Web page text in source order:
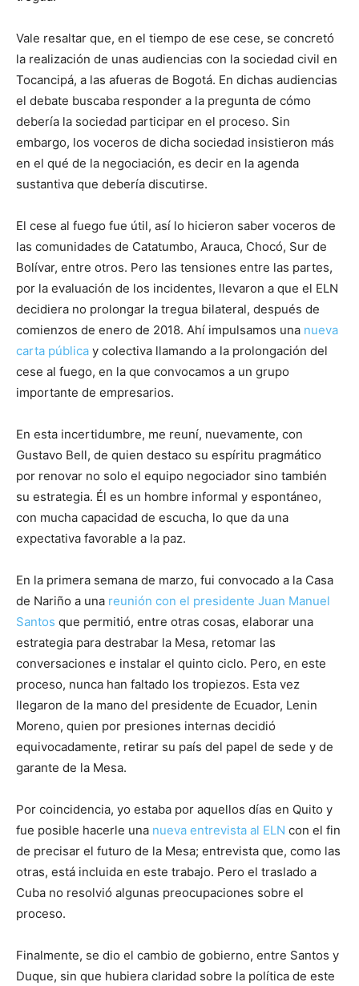
Vale resaltar que, en el tiempo de ese cese, se concretó
la realización de unas audiencias con la sociedad civil en
Tocancipá, a las afueras de Bogotá. En dichas audiencias
el debate buscaba responder a la pregunta de cómo
debería la sociedad participar en el proceso. Sin
embargo, los voceros de dicha sociedad insistieron más
en el qué de la negociación, es decir en la agenda
sustantiva que debería discutirse.
El cese al fuego fue útil, así lo hicieron saber voceros de
las comunidades de Catatumbo, Arauca, Chocó, Sur de
Bolívar, entre otros. Pero las tensiones entre las partes,
por la evaluación de los incidentes, llevaron a que el ELN
decidiera no prolongar la tregua bilateral, después de
comienzos de enero de 2018. Ahí impulsamos una nueva
carta pública y colectiva llamando a la prolongación del
cese al fuego, en la que convocamos a un grupo
importante de empresarios.
En esta incertidumbre, me reuní, nuevamente, con
Gustavo Bell, de quien destaco su espíritu pragmático
por renovar no solo el equipo negociador sino también
su estrategia. Él es un hombre informal y espontáneo,
con mucha capacidad de escucha, lo que da una
expectativa favorable a la paz.
En la primera semana de marzo, fui convocado a la Casa
de Nariño a una reunión con el presidente Juan Manuel
Santos que permitió, entre otras cosas, elaborar una
estrategia para destrabar la Mesa, retomar las
conversaciones e instalar el quinto ciclo. Pero, en este
proceso, nunca han faltado los tropiezos. Esta vez
llegaron de la mano del presidente de Ecuador, Lenin
Moreno, quien por presiones internas decidió
equivocadamente, retirar su país del papel de sede y de
garante de la Mesa.
Por coincidencia, yo estaba por aquellos días en Quito y
fue posible hacerle una nueva entrevista al ELN con el fin
de precisar el futuro de la Mesa; entrevista que, como las
otras, está incluida en este trabajo. Pero el traslado a
Cuba no resolvió algunas preocupaciones sobre el
proceso.
Finalmente, se dio el cambio de gobierno, entre Santos y
Duque, sin que hubiera claridad sobre la política de este